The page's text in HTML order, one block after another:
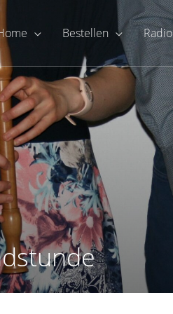
Bestellen Radio